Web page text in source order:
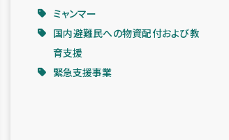
公園の緑化を通じた支援事業
通した女性グループの生計支援
ミャンマー
国内避難民への物資配付および教
育支援
緊急支援事業